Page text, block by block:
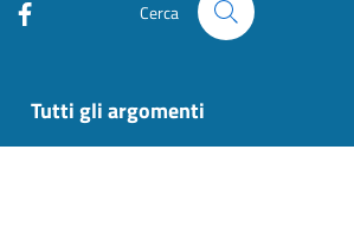
Cerca
Tutti gli argomenti